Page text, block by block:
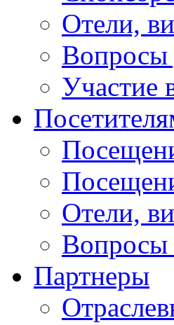
Отели,
Вопросы
Участие
Отели,
Вопросы
Партнеры